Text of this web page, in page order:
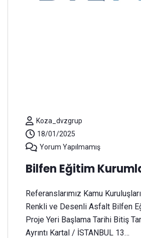
Koza_dvzgrup
18/01/2025
Yorum Yapılmamış
Bilfen Eğitim
Referanslarımız Kamu
Renkli ve Desenli Asfalt Bilfen
Proje Yeri Başlama Tarihi Bitiş
Ayrıntı Kartal / İSTANBUL 13…